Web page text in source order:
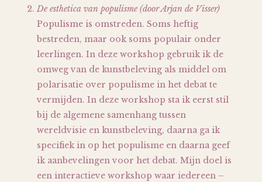
De esthetica van populisme (door Arjan de Visser)
Populisme is omstreden. Soms heftig
bestreden, maar ook soms populair onder
leerlingen. In deze workshop gebruik ik de
omweg van de kunstbeleving als middel om
polarisatie over populisme in het debat te
vermijden. In deze workshop sta ik eerst stil
bij de algemene samenhang tussen
wereldvisie en kunstbeleving, daarna ga ik
specifiek in op het populisme en daarna geef
ik aanbevelingen voor het debat. Mijn doel is
een interactieve workshop waar iedereen –